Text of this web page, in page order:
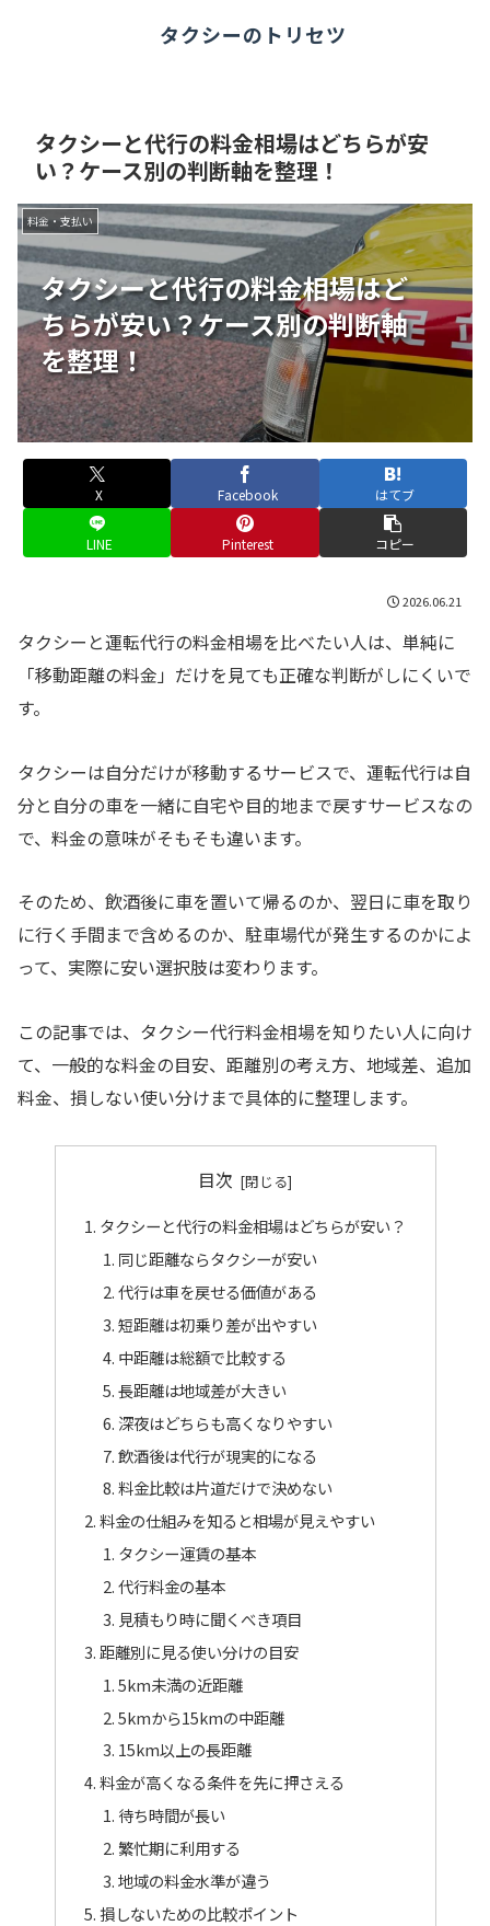
タクシーのトリセツ
タクシーと代行の料金相場はどちらが安
い？ケース別の判断軸を整理！
タクシーと代行の料金相場はど
ちらが安い？ケース別の判断軸
を整理！
料金・支払い
X Facebook はてブ
LINE Pinterest コピー
2026.06.21
タクシーと運転代行の料金相場を比べたい人は、単純に
「移動距離の料金」だけを見ても正確な判断がしにくいで
す。
タクシーは自分だけが移動するサービスで、運転代行は自
分と自分の車を一緒に自宅や目的地まで戻すサービスなの
で、料金の意味がそもそも違います。
そのため、飲酒後に車を置いて帰るのか、翌日に車を取り
に行く手間まで含めるのか、駐車場代が発生するのかによ
って、実際に安い選択肢は変わります。
この記事では、タクシー代行料金相場を知りたい人に向け
て、一般的な料金の目安、距離別の考え方、地域差、追加
料金、損しない使い分けまで具体的に整理します。
目次
タクシーと代行の料金相場はどちらが安い？
同じ距離ならタクシーが安い
代行は車を戻せる価値がある
短距離は初乗り差が出やすい
中距離は総額で比較する
長距離は地域差が大きい
深夜はどちらも高くなりやすい
飲酒後は代行が現実的になる
料金比較は片道だけで決めない
料金の仕組みを知ると相場が見えやすい
タクシー運賃の基本
代行料金の基本
見積もり時に聞くべき項目
距離別に見る使い分けの目安
5km未満の近距離
5kmから15kmの中距離
15km以上の長距離
料金が高くなる条件を先に押さえる
待ち時間が長い
繁忙期に利用する
地域の料金水準が違う
損しないための比較ポイント